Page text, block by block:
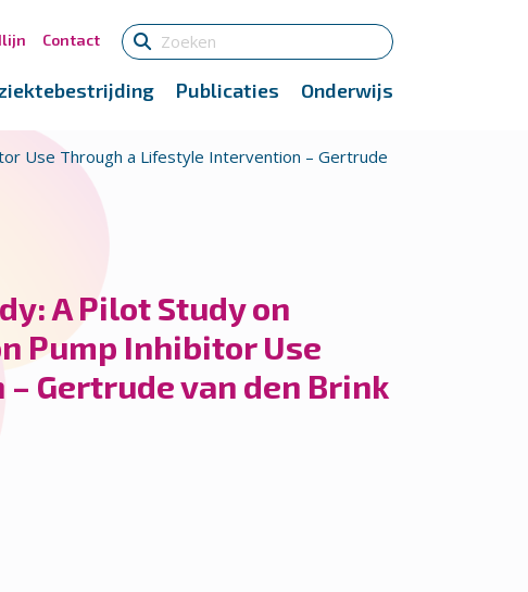
Contact
Publicaties Onderwijs
Use Through a Lifestyle Intervention – Gertrude
A Pilot Study on
Pump Inhibitor Use
Gertrude van den Brink